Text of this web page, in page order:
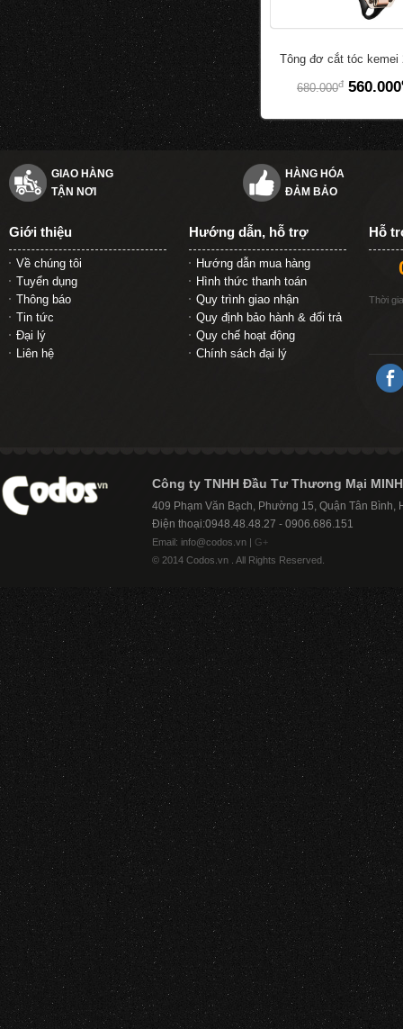
Tông đơ cắt tóc kemei
680.000đ 560.000
GIAO HÀNG
TẬN NƠI
HÀNG HÓA
ĐẢM BẢO
Giới thiệu
Về chúng tôi
Tuyển dụng
Thông báo
Tin tức
Đại lý
Liên hệ
Hướng dẫn, hỗ trợ
Hướng dẫn mua hàng
Hình thức thanh toán
Quy trình giao nhận
Quy định bảo hành & đổi trả
Quy chế hoạt động
Chính sách đại lý
Hỗ
Thời
Công ty TNHH Đầu Tư Thương Mại
409 Phạm Văn Bạch, Phường 15, Quận Tân Bình,
Điện thoại:0948.48.48.27 - 0906.686.151
Email: info@codos.vn | G+
© 2014 Codos.vn . All Rights Reserved.